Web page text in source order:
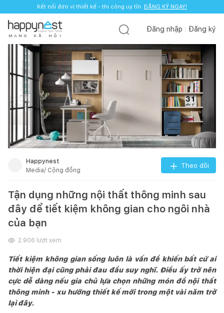
Kết nối đơn vị thiết kế - thi công uy tín. ĐĂNG KÝ NGAY!
M Ạ N G X Ã H Ộ I
Đăng nhập Đăng ký
Happynest
Media/ Cộng đồng
Theo dõi
Tận dụng những nội thất thông minh sau
đây để tiết kiệm không gian cho ngôi nhà
của bạn
2.906 lượt xem
Tiết kiệm không gian sống luôn là vấn đề khiến bất cứ ai
thời hiện đại cũng phải đau đầu suy nghĩ. Điều ấy trở nên
cực dễ dàng nếu gia chủ lựa chọn những món đồ nội thất
thông minh - xu hướng thiết kế mới trong một vài năm trở
lại đây.